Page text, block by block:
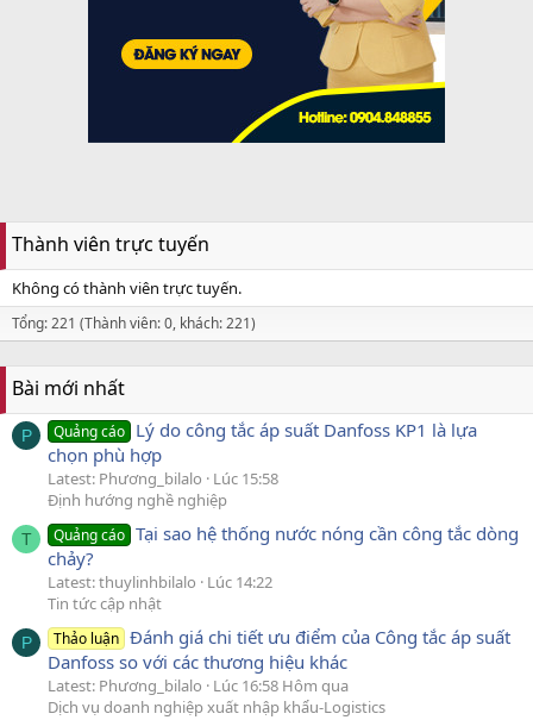
Thành viên trực tuyến
Không có thành viên trực tuyến.
Tổng: 221 (Thành viên: 0, khách: 221)
Bài mới nhất
P Quảng cáo Lý do công tắc áp suất Danfoss KP1 là lựa
chọn phù hợp
Latest: Phương_bilalo
Lúc 15:58
Định hướng nghề nghiệp
T Quảng cáo Tại sao hệ thống nước nóng cần công tắc dòng
chảy?
Latest: thuylinhbilalo
Lúc 14:22
Tin tức cập nhật
P Thảo luận Đánh giá chi tiết ưu điểm của Công tắc áp suất
Danfoss so với các thương hiệu khác
Latest: Phương_bilalo
Lúc 16:58 Hôm qua
Dịch vụ doanh nghiệp xuất nhập khẩu-Logistics